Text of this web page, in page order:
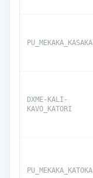
PU_MEKAKA_KASAKA
DXME-KALI-
KAVO_KATORI
PU_MEKAKA_KATOKA